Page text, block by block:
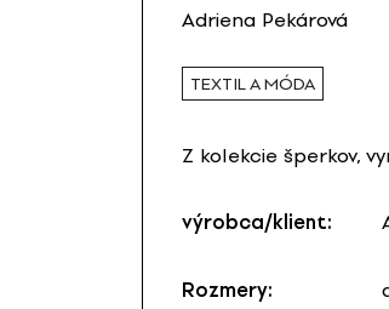
Adriena Pekárová
TEXTIL A MÓDA
Z kolekcie šperkov,
výrobca/klient:
Rozmery: